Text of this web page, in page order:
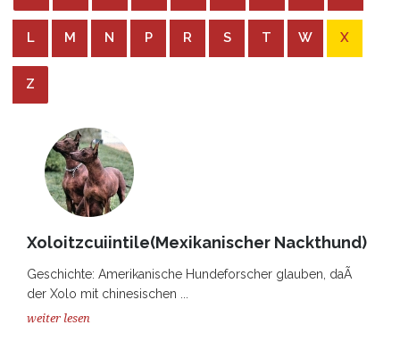
L M N P R S T W X
Z
Xoloitzcuiintile(Mexikanischer Nackthund)
Geschichte: Amerikanische Hundeforscher glauben, daÃ
der Xolo mit chinesischen ...
weiter lesen